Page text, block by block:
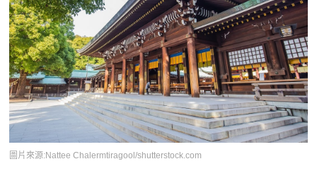
圖片來源:Nattee Chalermtiragool/shutterstock.com